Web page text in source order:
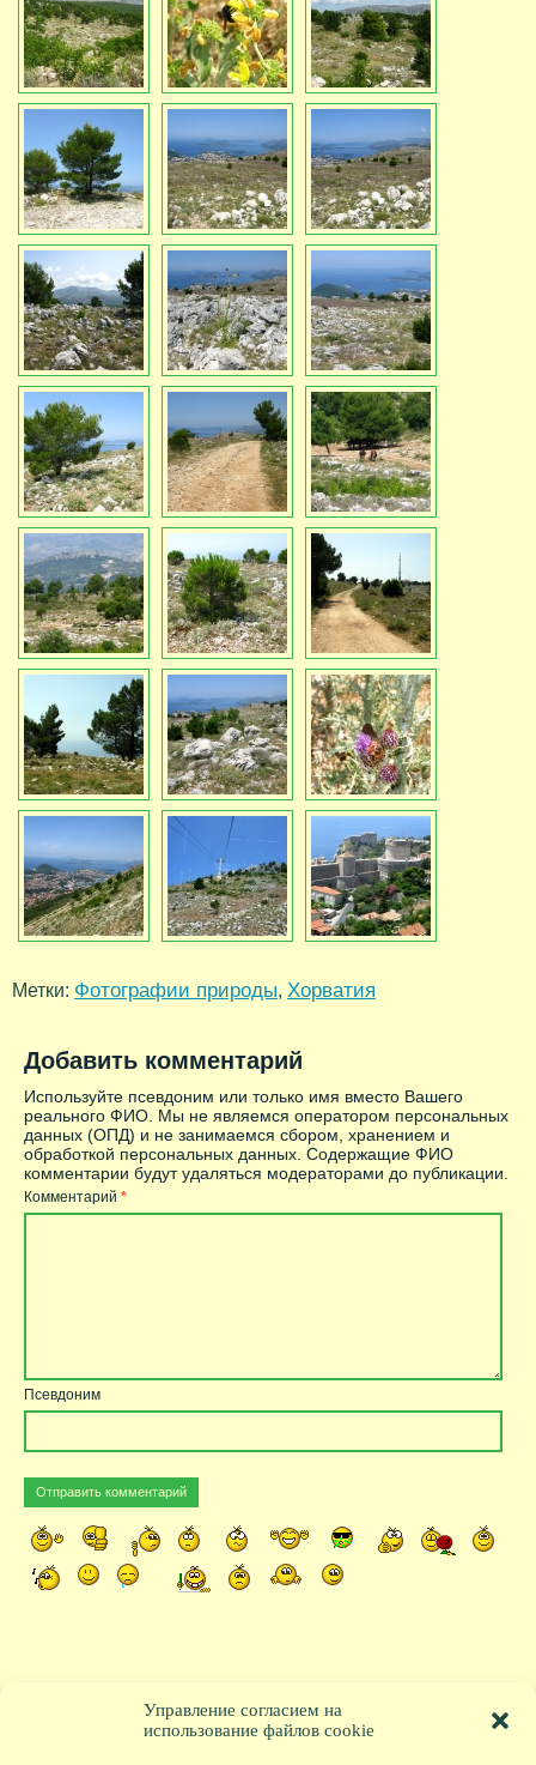
Управление согласием на
использование файлов cookie
Метки: Фотографии природы, Хорватия
Добавить комментарий
Используйте псевдоним или только имя вместо Вашего
реального ФИО. Мы не являемся оператором персональных
данных (ОПД) и не занимаемся сбором, хранением и
обработкой персональных данных. Содержащие ФИО
комментарии будут удаляться модераторами до публикации.
Комментарий *
Псевдоним